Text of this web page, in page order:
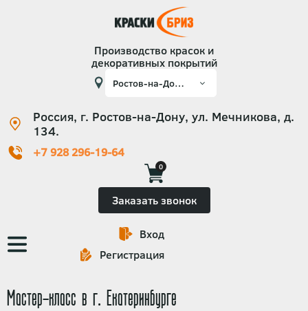
Производство красок и
декоративных покрытий
Россия, г. Ростов-на-Дону, ул. Мечникова, д.
134.
+7 928 296-19-64
0
Заказать звонок
Основная
навигация
Вход
Регистрация
Мастер-класс в г. Екатеринбурге